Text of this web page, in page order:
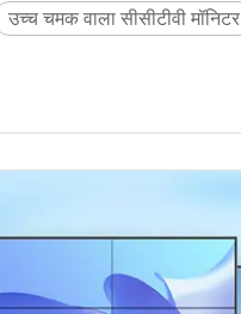
उच्च चमक वाला सीसीटीवी मॉनिटर